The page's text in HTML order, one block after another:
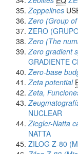
Zeppelines
Zero (Group
ZERO
Zero (The
Zero gradient
GRADIENTE
Zero-base
Zeta potential
Zeta,
NUCLEAR
Ziegler-Natta
NATTA
ZILOG Z-80